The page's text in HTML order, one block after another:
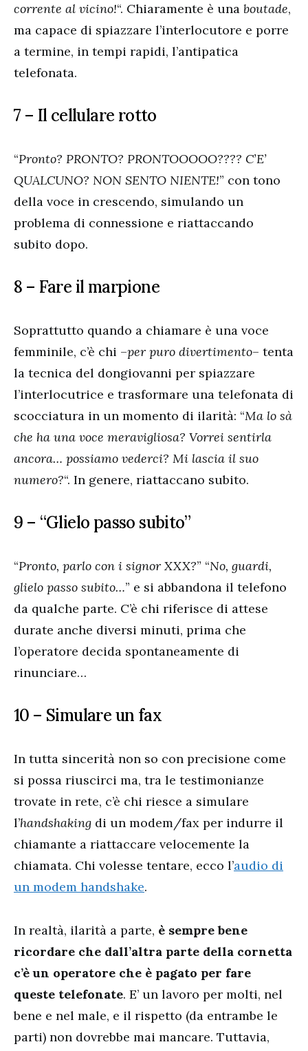
corrente al vicino!“. Chiaramente è una boutade,
ma capace di spiazzare l’interlocutore e porre
a termine, in tempi rapidi, l’antipatica
telefonata.
7 – Il cellulare rotto
“Pronto? PRONTO? PRONTOOOOO???? C’E’
QUALCUNO? NON SENTO NIENTE!” con tono
della voce in crescendo, simulando un
problema di connessione e riattaccando
subito dopo.
8 – Fare il marpione
Soprattutto quando a chiamare è una voce
femminile, c’è chi –per puro divertimento– tenta
la tecnica del dongiovanni per spiazzare
l’interlocutrice e trasformare una telefonata di
scocciatura in un momento di ilarità: “Ma lo sà
che ha una voce meravigliosa? Vorrei sentirla
ancora… possiamo vederci? Mi lascia il suo
numero?“. In genere, riattaccano subito.
9 – “Glielo passo subito”
“Pronto, parlo con i signor XXX?” “No, guardi,
glielo passo subito…” e si abbandona il telefono
da qualche parte. C’è chi riferisce di attese
durate anche diversi minuti, prima che
l’operatore decida spontaneamente di
rinunciare…
10 – Simulare un fax
In tutta sincerità non so con precisione come
si possa riuscirci ma, tra le testimonianze
trovate in rete, c’è chi riesce a simulare
l’handshaking di un modem/fax per indurre il
chiamante a riattaccare velocemente la
chiamata. Chi volesse tentare, ecco l’audio di
un modem handshake.
In realtà, ilarità a parte, è sempre bene
ricordare che dall’altra parte della cornetta
c’è un operatore che è pagato per fare
queste telefonate. E’ un lavoro per molti, nel
bene e nel male, e il rispetto (da entrambe le
parti) non dovrebbe mai mancare. Tuttavia,